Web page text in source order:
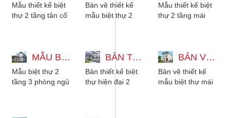
Mẫu thiết kế biệt
thự 2 tầng tân cổ
Bản vẽ thiết kế
mẫu biệt thự 2
hợp...
Mẫu thiết kế biệt
thự 2 tầng mái
trúc...
MẪU BIỆT THỰ 2 TẦNG 3 PHÒNG NGỦ KIỂU MÁI NHẬT HIỆN ĐẠI
Mẫu biệt thự 2
tầng 3 phòng ngủ
BẢN THIẾT KẾ BIỆT THỰ HIỆN ĐẠI 2 TẦNG ĐẸP 13X16 CÓ TẦNG THƯỢNG
Bản thiết kế biệt
thự hiện đại 2
BẢN VẼ THIẾT KẾ MẪU BIỆT THỰ MÁI NHẬT 2 TẦNG ĐẸP TÂN CỔ ĐIỂN
Bản vẽ thiết kế
mẫu biệt thự mái